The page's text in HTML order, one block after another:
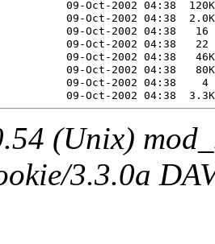
(Unix)
3.3.0a